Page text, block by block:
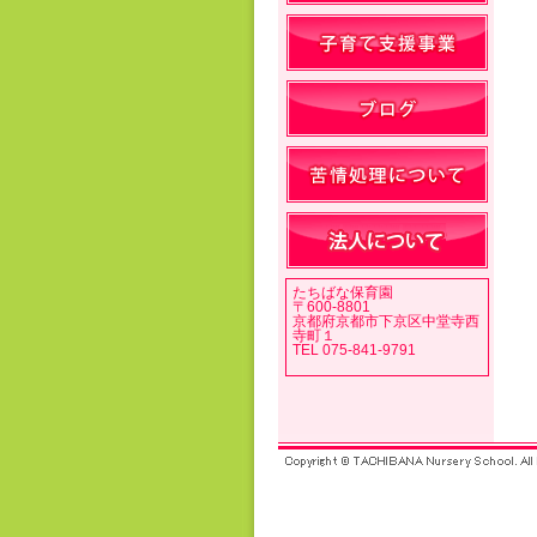
たちばな保育園
〒600-8801
京都府京都市下京区中堂寺西
寺町１
TEL 075-841-9791